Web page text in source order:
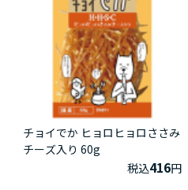
チョイでか ヒョロヒョロささみ
チーズ入り 60g
税込416円